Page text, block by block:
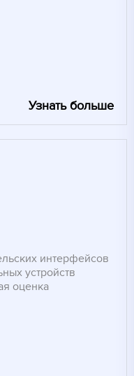
Узнать больше
интерфейсов
устройств
оценка